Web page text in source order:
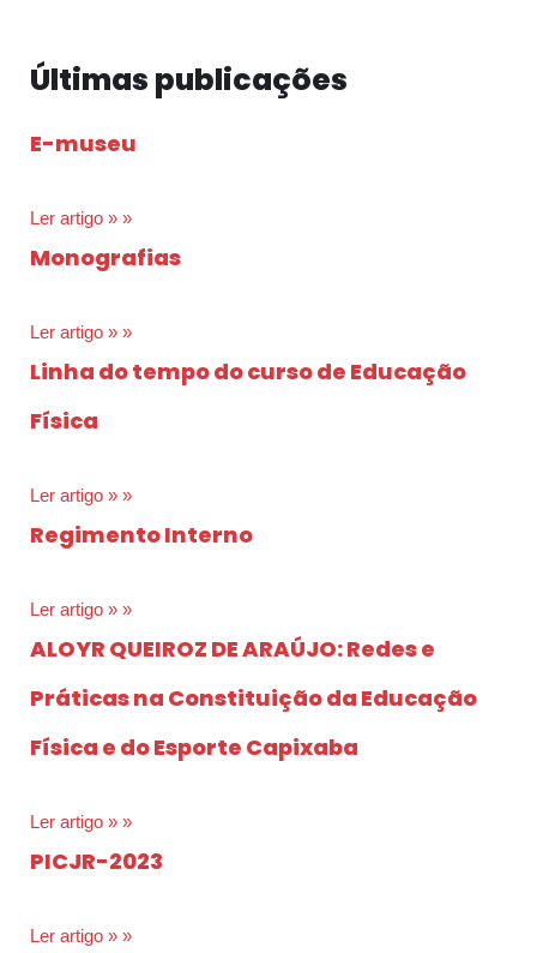
Últimas publicações
E-museu
Ler artigo » »
Monografias
Ler artigo » »
Linha do tempo do curso de Educação
Física
Ler artigo » »
Regimento Interno
Ler artigo » »
ALOYR QUEIROZ DE ARAÚJO: Redes e
Práticas na Constituição da Educação
Física e do Esporte Capixaba
Ler artigo » »
PICJR-2023
Ler artigo » »